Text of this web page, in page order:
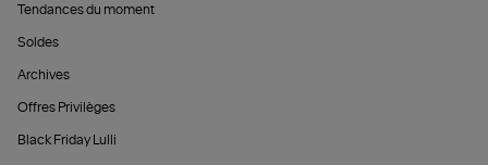
Tendances du moment
Soldes
Archives
Offres Privilèges
Black Friday Lulli